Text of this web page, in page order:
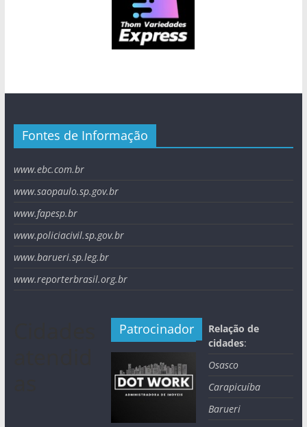
Fontes de Informação
www.ebc.com.br
www.saopaulo.sp.gov.br
www.fapesp.br
www.policiacivil.sp.gov.br
www.barueri.sp.leg.br
www.reporterbrasil.org.br
Patrocinador
Relação de
cidades:
Osasco
Carapicuíba
Barueri